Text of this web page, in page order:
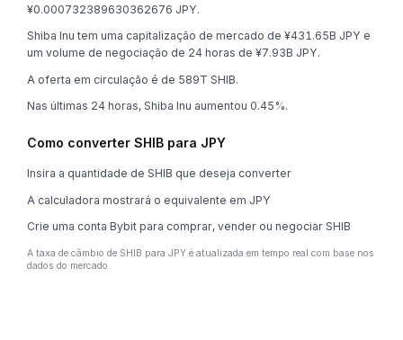
¥0.000732389630362676 JPY.
Shiba Inu tem uma capitalização de mercado de ¥431.65B JPY e
um volume de negociação de 24 horas de ¥7.93B JPY.
A oferta em circulação é de 589T SHIB.
Nas últimas 24 horas, Shiba Inu aumentou 0.45%.
Como converter SHIB para JPY
Insira a quantidade de SHIB que deseja converter
A calculadora mostrará o equivalente em JPY
Crie uma conta Bybit para comprar, vender ou negociar SHIB
A taxa de câmbio de SHIB para JPY é atualizada em tempo real com base nos
dados do mercado.